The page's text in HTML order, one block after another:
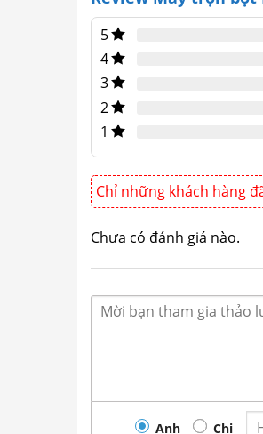
5
4
3
2
1
Chỉ những khách hàng
Chưa có đánh giá nào.
Anh Chị